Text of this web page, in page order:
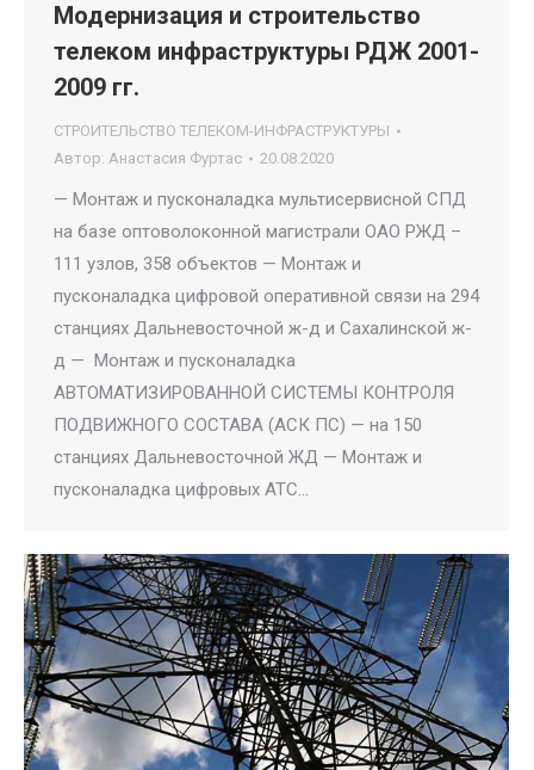
Модернизация и строительство
телеком инфраструктуры РДЖ 2001-
2009 гг.
СТРОИТЕЛЬСТВО ТЕЛЕКОМ-ИНФРАСТРУКТУРЫ
Автор: Анастасия Фуртас 20.08.2020
— Монтаж и пусконаладка мультисервисной СПД
на базе оптоволоконной магистрали ОАО РЖД –
111 узлов, 358 объектов — Монтаж и
пусконаладка цифровой оперативной связи на 294
станциях Дальневосточной ж-д и Сахалинской ж-
д — Монтаж и пусконаладка
АВТОМАТИЗИРОВАННОЙ СИСТЕМЫ КОНТРОЛЯ
ПОДВИЖНОГО СОСТАВА (АСК ПС) — на 150
станциях Дальневосточной ЖД — Монтаж и
пусконаладка цифровых АТС…